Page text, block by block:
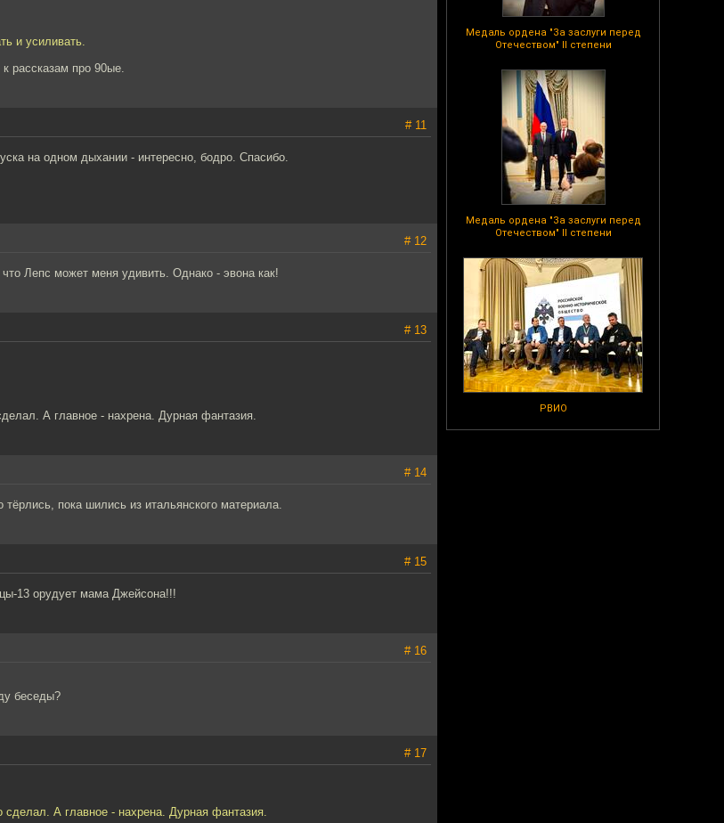
Медаль ордена "За заслуги перед
Отечеством" II степени
Медаль ордена "За заслуги перед
Отечеством" II степени
РВИО
и усиливать.
рассказам про 90ые.
# 11
на одном дыхании - интересно, бодро. Спасибо.
# 12
Лепс может меня удивить. Однако - эвона как!
# 13
А главное - нахрена. Дурная фантазия.
# 14
пока шились из итальянского материала.
# 15
13 орудует мама Джейсона!!!
# 16
беседы?
# 17
сделал. А главное - нахрена. Дурная фантазия.